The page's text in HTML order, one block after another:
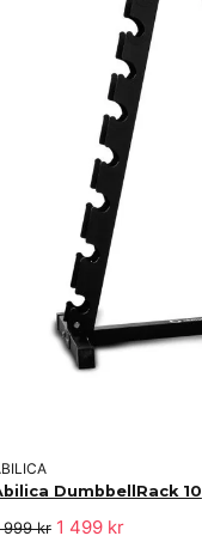
DumbbellRack 10
999 kr 1 499 kr